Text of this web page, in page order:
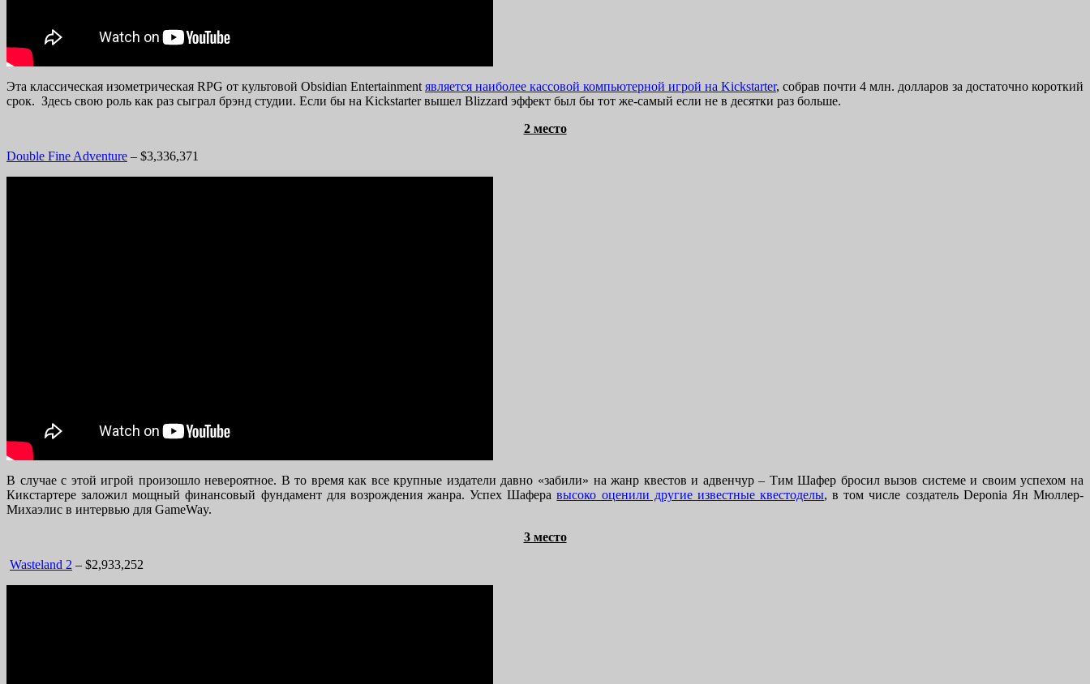
Эта классическая изометрическая RPG от культовой Obsidian Entertainmentявляется наиболее кассовой компьютерной игрой на Kickstarter, собрав почти 4 млн. долларов за достаточно короткий
срок. Здесь свою роль как раз сыграл брэнд студии. Если бы на Kickstarter вышел Blizzard эффект был бы тот же-самый если не в десятки раз больше.
2 место
Double Fine Adventure – $3,336,371
В случае с этой игрой произошло невероятное. В то время как все крупные издатели давно «забили» на жанр квестов и адвенчур – Тим Шафер бросил вызов системе и своим успехом на
Кикстартере заложил мощный финансовый фундамент для возрождения жанра. Успех Шаферавысоко оценили другие известные квестоделы, в том числе создатель Deponia Ян Мюллер-
Михаэлис в интервью для GameWay.
3 место
Wasteland 2 – $2,933,252